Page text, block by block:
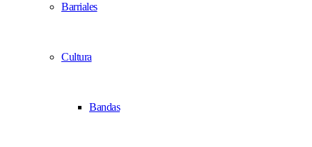
Barriales
Cultura
Bandas